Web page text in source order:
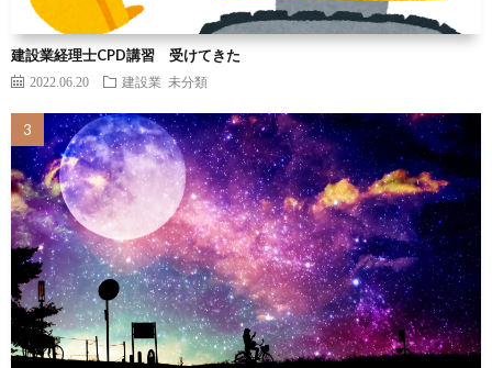
建設業経理士CPD講習 受けてきた
2022.06.20 建設業 未分類